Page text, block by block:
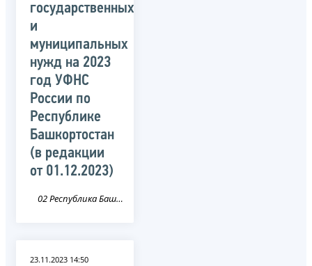
государственных
и
муниципальных
нужд на 2023
год УФНС
России по
Республике
Башкортостан
(в редакции
от 01.12.2023)
02 Республика Башкортостан
23.11.2023 14:50